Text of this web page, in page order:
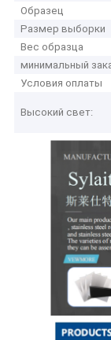
Образец
Размер выборки
Вес образца
минимальный
Условия оплаты
Высокий свет: